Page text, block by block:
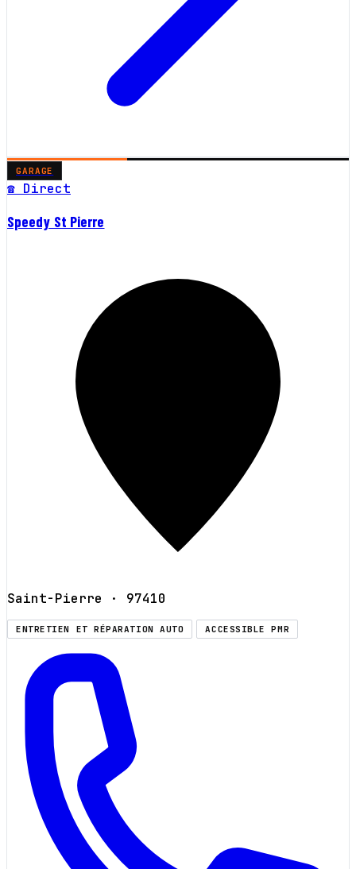
GARAGE
☎ Direct
Speedy St Pierre
Saint-Pierre · 97410
ENTRETIEN ET RÉPARATION AUTO ACCESSIBLE PMR